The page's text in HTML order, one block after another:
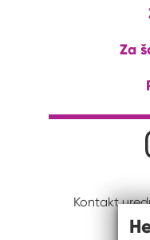
Za
Družabna
Kontakt